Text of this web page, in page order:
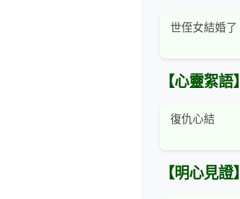
世侄女結婚了
【心靈絮語】
復仇心結
【明心見證】